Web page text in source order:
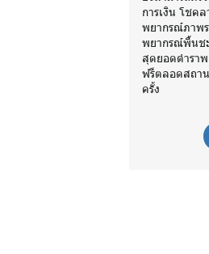
การเงิน โชค
พยากรณ์ภาพ
พยากรณ์พื้นช
สุดยอดตำรา
ฟรีตลอดสถา
ครั้ง